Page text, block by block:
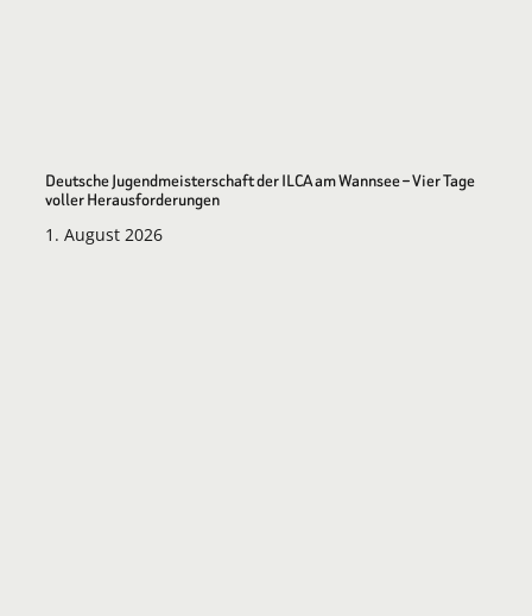
Deutsche Jugendmeisterschaft der ILCA am Wannsee – Vier Tage
voller Herausforderungen
1. August 2026